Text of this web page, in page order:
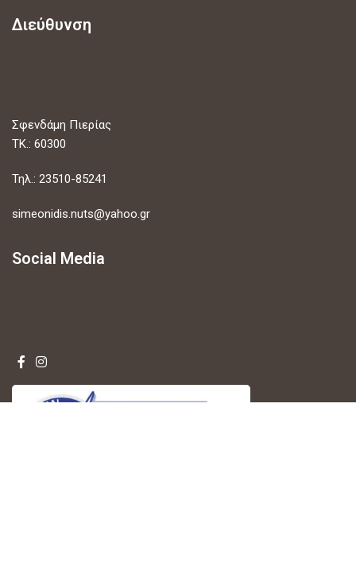
Διεύθυνση
Σφενδάμη Πιερίας
ΤΚ.: 60300
Τηλ.: 23510-85241
simeonidis.nuts@yahoo.gr
Social Media